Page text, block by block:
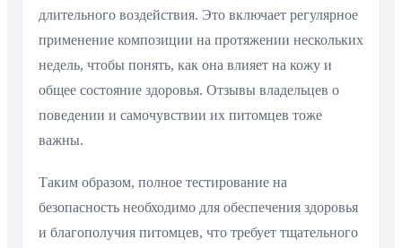
длительного воздействия. Это включает регулярное
применение композиции на протяжении нескольких
недель, чтобы понять, как она влияет на кожу и
общее состояние здоровья. Отзывы владельцев о
поведении и самочувствии их питомцев тоже
важны.
Таким образом, полное тестирование на
безопасность необходимо для обеспечения здоровья
и благополучия питомцев, что требует тщательного